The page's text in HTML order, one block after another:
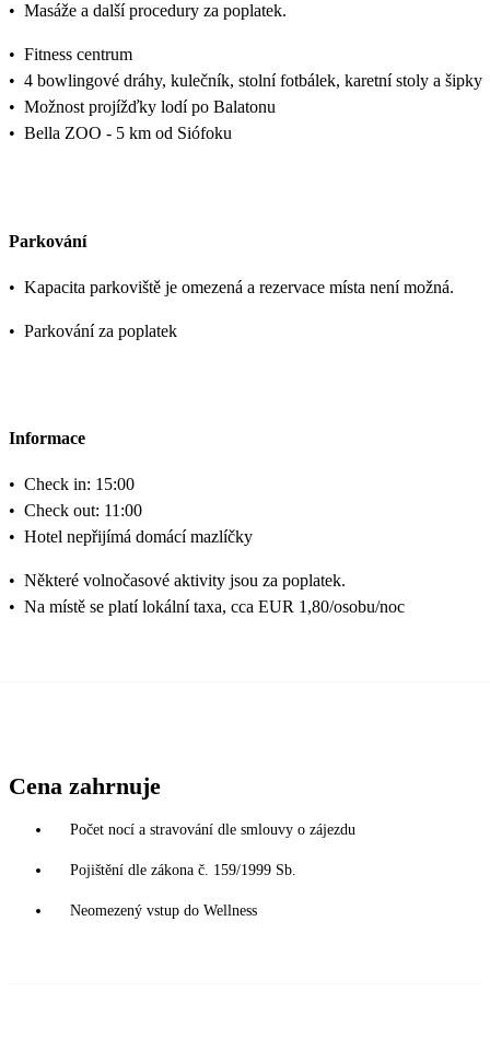
• Masáže a další procedury za poplatek.
• Fitness centrum
• 4 bowlingové dráhy, kulečník, stolní fotbálek, karetní stoly a šipky
• Možnost projížďky lodí po Balatonu
• Bella ZOO - 5 km od Siófoku
Parkování
• Kapacita parkoviště je omezená a rezervace místa není možná.
• Parkování za poplatek
Informace
• Check in: 15:00
• Check out: 11:00
• Hotel nepřijímá domácí mazlíčky
• Některé volnočasové aktivity jsou za poplatek.
• Na místě se platí lokální taxa, cca EUR 1,80/osobu/noc
Cena zahrnuje
Počet nocí a stravování dle smlouvy o zájezdu
Pojištění dle zákona č. 159/1999 Sb.
Neomezený vstup do Wellness